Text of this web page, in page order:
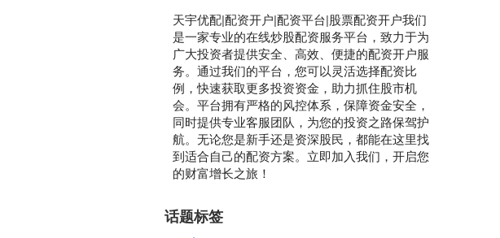
天宇优配|配资开户|配资平台|股票配资开户我们
是一家专业的在线炒股配资服务平台，致力于为
广大投资者提供安全、高效、便捷的配资开户服
务。通过我们的平台，您可以灵活选择配资比
例，快速获取更多投资资金，助力抓住股市机
会。平台拥有严格的风控体系，保障资金安全，
同时提供专业客服团队，为您的投资之路保驾护
航。无论您是新手还是资深股民，都能在这里找
到适合自己的配资方案。立即加入我们，开启您
的财富增长之旅！
话题标签